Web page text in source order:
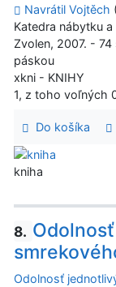
Navrátil Vojtěch
Katedra nábytku
Zvolen, 2007. -
páskou
xkni - KNIHY
1, z toho voľných
Do košíka
kniha
8.
Odolnosť